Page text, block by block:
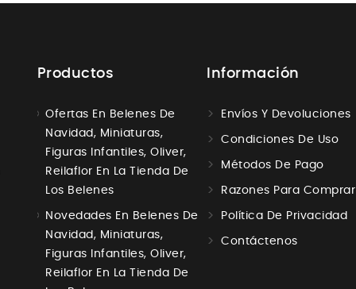
Productos
Ofertas En Belenes De
Navidad, Miniaturas,
Figuras Infantiles, Oliver,
Reilaflor En La Tienda De
Los Belenes
Novedades En Belenes De
Navidad, Miniaturas,
Figuras Infantiles, Oliver,
Reilaflor En La Tienda De
Información
Envíos Y Devoluciones
Condiciones De Uso
Métodos De Pago
Razones Para Comprar
Política De Privacidad
Contáctenos